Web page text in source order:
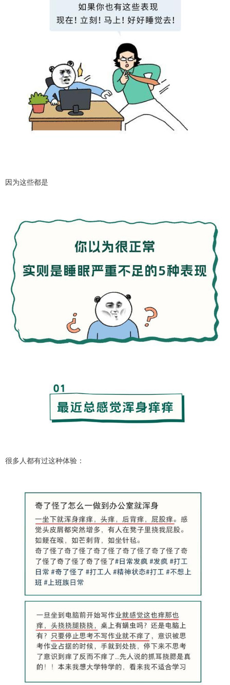
因为这些都是
很多人都有过这种体验：